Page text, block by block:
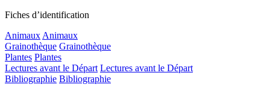
Fiches d’identification
Animaux Animaux
Grainothèque Grainothèque
Plantes Plantes
Lectures avant le Départ Lectures avant le Départ
Bibliographie Bibliographie